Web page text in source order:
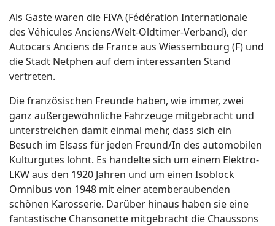
Als Gäste waren die FIVA (Fédération Internationale
des Véhicules Anciens/Welt-Oldtimer-Verband), der
Autocars Anciens de France aus Wiessembourg (F) und
die Stadt Netphen auf dem interessanten Stand
vertreten.
Die französischen Freunde haben, wie immer, zwei
ganz außergewöhnliche Fahrzeuge mitgebracht und
unterstreichen damit einmal mehr, dass sich ein
Besuch im Elsass für jeden Freund/In des automobilen
Kulturgutes lohnt. Es handelte sich um einem Elektro-
LKW aus den 1920 Jahren und um einen Isoblock
Omnibus von 1948 mit einer atemberaubenden
schönen Karosserie. Darüber hinaus haben sie eine
fantastische Chansonette mitgebracht die Chaussons